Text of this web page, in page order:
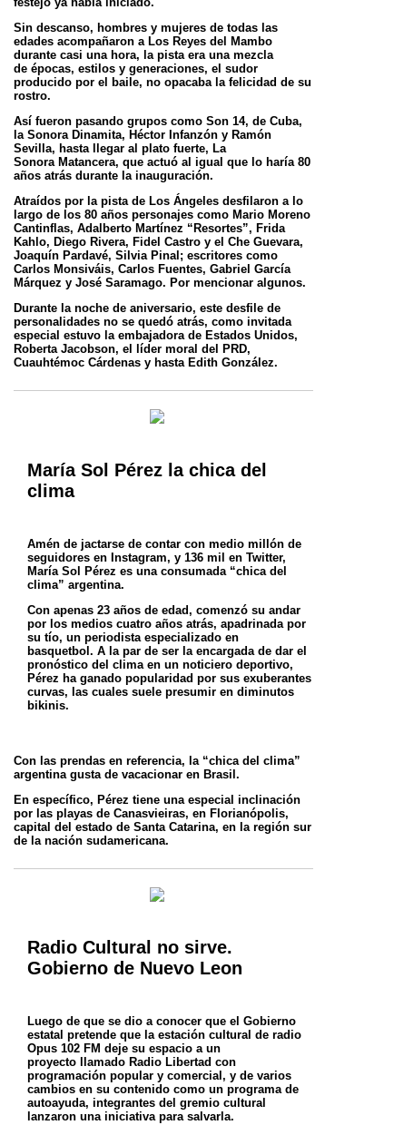
Sin descanso, hombres y mujeres de todas las
edades acompañaron a Los Reyes del Mambo
durante casi una hora, la pista era una mezcla
de épocas, estilos y generaciones, el sudor
producido por el baile, no opacaba la felicidad de su
rostro.
Así fueron pasando grupos como Son 14, de Cuba,
la Sonora Dinamita, Héctor Infanzón y Ramón
Sevilla, hasta llegar al plato fuerte, La
Sonora Matancera, que actuó al igual que lo haría 80
años atrás durante la inauguración.
Atraídos por la pista de Los Ángeles desfilaron a lo
largo de los 80 años personajes como Mario Moreno
Cantinflas, Adalberto Martínez “Resortes”, Frida
Kahlo, Diego Rivera, Fidel Castro y el Che Guevara,
Joaquín Pardavé, Silvia Pinal; escritores como
Carlos Monsiváis, Carlos Fuentes, Gabriel García
Márquez y José Saramago. Por mencionar algunos.
Durante la noche de aniversario, este desfile de
personalidades no se quedó atrás, como invitada
especial estuvo la embajadora de Estados Unidos,
Roberta Jacobson, el líder moral del PRD,
Cuauhtémoc Cárdenas y hasta Edith González.
María Sol Pérez la chica del
clima
Amén de jactarse de contar con medio millón de
seguidores en Instagram, y 136 mil en Twitter,
María Sol Pérez es una consumada “chica del
clima” argentina.
Con apenas 23 años de edad, comenzó su andar
por los medios cuatro años atrás, apadrinada por
su tío, un periodista especializado en
basquetbol. A la par de ser la encargada de dar el
pronóstico del clima en un noticiero deportivo,
Pérez ha ganado popularidad por sus exuberantes
curvas, las cuales suele presumir en diminutos
bikinis.
Con las prendas en referencia, la “chica del clima”
argentina gusta de vacacionar en Brasil.
En específico, Pérez tiene una especial inclinación
por las playas de Canasvieiras, en Florianópolis,
capital del estado de Santa Catarina, en la región sur
de la nación sudamericana.
Radio Cultural no sirve.
Gobierno de Nuevo Leon
Luego de que se dio a conocer que el Gobierno
estatal pretende que la estación cultural de radio
Opus 102 FM deje su espacio a un
proyecto
llamado Radio Libertad con
programación popular y comercial, y de varios
cambios en su contenido como un programa de
autoayuda, integrantes del gremio cultural
lanzaron una iniciativa para salvarla.